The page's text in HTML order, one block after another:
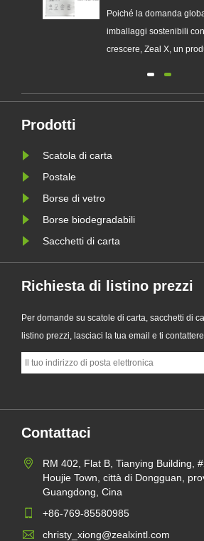
sostituire gli
plastica monouso
Poiché la domanda
imballaggi sostenibili
crescere, Zeal X, un
sua serie aggiornata di
ai tradizionali sacchetti di
Prodotti
Scatola di carta
Postale
Borse di vetro
Borse biodegradabili
Sacchetti di carta
Richiesta di listino prezzi
Per domande su scatole di carta, sacchetti di
listino prezzi, lasciaci la tua email e ti
Contattaci
RM 402, Flat B, Tianying Building,
Houjie Town, città di Dongguan,
Guangdong, Cina
+86-769-85580985
christy_xiong@zealxintl.com